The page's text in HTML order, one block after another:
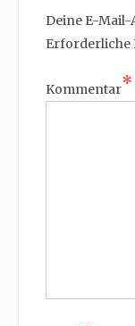
Deine E-
Erforderliche
Kommentar*